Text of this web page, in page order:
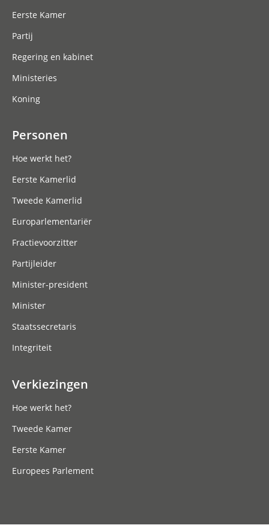
Eerste Kamer
Partij
Regering en kabinet
Ministeries
Koning
Personen
Hoe werkt het?
Eerste Kamerlid
Tweede Kamerlid
Europarlementariër
Fractievoorzitter
Partijleider
Minister-president
Minister
Staatssecretaris
Integriteit
Verkiezingen
Hoe werkt het?
Tweede Kamer
Eerste Kamer
Europees Parlement